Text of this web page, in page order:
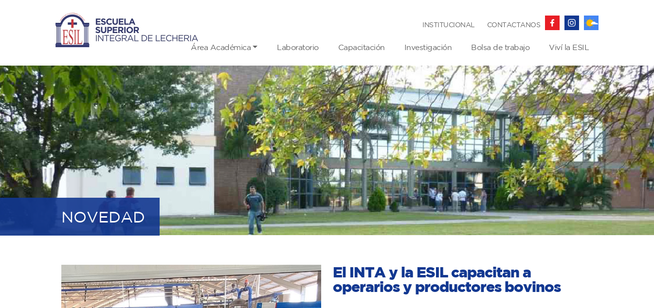
INSTITUCIONAL CONTACTANOS
Área Académica Laboratorio Capacitación Investigación Bolsa de trabajo Viví la ESIL
NOVEDAD
El INTA y la ESIL capacitan a
operarios y productores bovinos